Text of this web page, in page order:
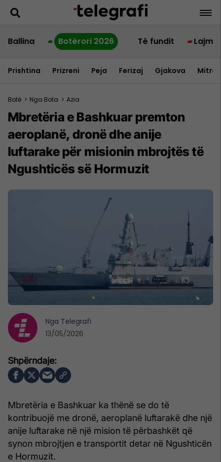
Ballina Botërori 2026 Të fundit Lajme
Prishtina Prizreni Peja Ferizaj Gjakova
Botë > Nga Bota > Azia
Mbretëria e Bashkuar premton
aeroplanë, dronë dhe anije
luftarake për misionin mbrojtës të
Ngushticës së Hormuzit
Mbretëria e Bashkuar ka thënë se do të
kontribuojë me dronë, aeroplanë luftarakë dhe një
anije luftarake në një mision të përbashkët që
synon mbrojtjen e transportit detar në Ngushticën
e Hormuzit.
Nga Telegrafi
13/05/2026